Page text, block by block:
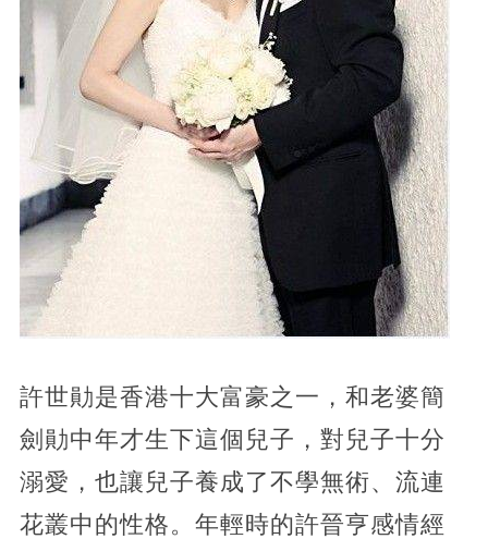
許世勛是香港十大富豪之一，和老婆簡
劍勛中年才生下這個兒子，對兒子十分
溺愛，也讓兒子養成了不學無術、流連
花叢中的性格。年輕時的許晉亨感情經